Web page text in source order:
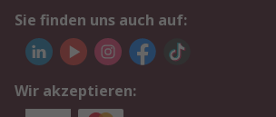
Sie finden uns auch auf:
Wir akzeptieren: